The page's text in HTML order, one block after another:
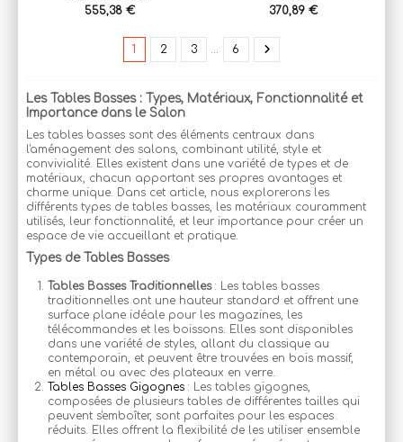
555,38 € 370,89 €
1 2 3 … 6
Les Tables Basses : Types, Matériaux, Fonctionnalité et
Importance dans le Salon
Les tables basses sont des éléments centraux dans
l'aménagement des salons, combinant utilité, style et
convivialité. Elles existent dans une variété de types et de
matériaux, chacun apportant ses propres avantages et
charme unique. Dans cet article, nous explorerons les
différents types de tables basses, les matériaux couramment
utilisés, leur fonctionnalité, et leur importance pour créer un
espace de vie accueillant et pratique.
Types de Tables Basses
Tables Basses Traditionnelles: Les tables basses
traditionnelles ont une hauteur standard et offrent une
surface plane idéale pour les magazines, les
télécommandes et les boissons. Elles sont disponibles
dans une variété de styles, allant du classique au
contemporain, et peuvent être trouvées en bois massif,
en métal ou avec des plateaux en verre.
Tables Basses Gigognes : Les tables gigognes,
composées de plusieurs tables de différentes tailles qui
peuvent s'emboîter, sont parfaites pour les espaces
réduits. Elles offrent la flexibilité de les utiliser ensemble